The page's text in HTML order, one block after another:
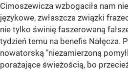
Cimoszewicza wzbogaciła nam
językowe, zwłaszcza związki
nie tylko świnię faszerowaną
tydzień temu na benefis Nałęcza.
nowatorską "niezamierzoną
porażające świeżością, bo